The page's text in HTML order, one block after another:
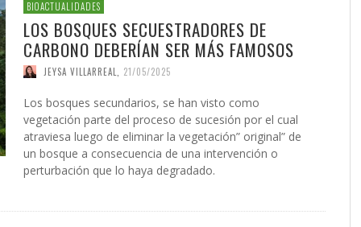
FERRARI, 28/07/2026
, 22/05/2026
NACIONAL PUERTO RICO Y
REDACCIÓN, 18/05/2026
PARA EL FUTURO
DE PUERTO RICO (II)
ORTÍZ, 24/07/2026
COALICIÓN PARA EL FUTURO
POLÍTICO DE PUERTO RICO (I)
EDWIN ORTÍZ, 21/07/2026
JAVIER AGUILERA FRAGOSO
ONG OTROMUNDOESPOSIBLE 23/
GLOBAL DEL
GARCÍA GUERRERO, 02/02/2026
CARLOS GARCÍA GUERRERO 10/
CARDOZO, 29/06/2026
LENIN CARDOZO
BIOACTUALIDADES
LOS BOSQUES SECUESTRADORES DE
CARBONO DEBERÍAN SER MÁS FAMOSOS
JEYSA VILLARREAL 21/05/2025
Los bosques secundarios, se han visto como
vegetación parte del proceso de sucesión por el cual
atraviesa luego de eliminar la vegetación” original” de
un bosque a consecuencia de una intervención o
perturbación que lo haya degradado.